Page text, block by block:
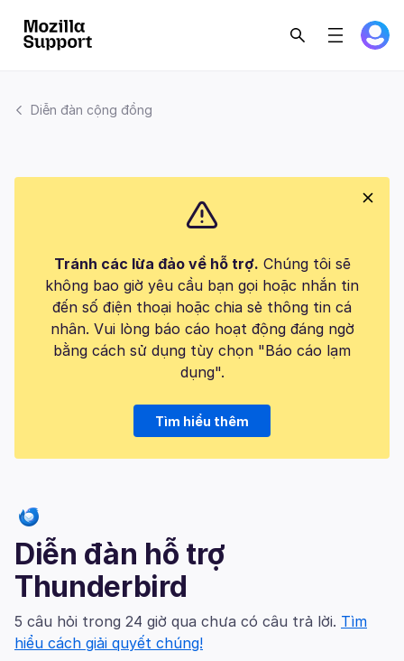
Diễn đàn cộng đồng
Tránh các lừa đảo về hỗ trợ. Chúng tôi sẽ
không bao giờ yêu cầu bạn gọi hoặc nhắn tin
đến số điện thoại hoặc chia sẻ thông tin cá
nhân. Vui lòng báo cáo hoạt động đáng ngờ
bằng cách sử dụng tùy chọn "Báo cáo lạm
dụng".
Tìm hiểu thêm
Diễn đàn hỗ trợ
Thunderbird
5 câu hỏi trong 24 giờ qua chưa có câu trả lời. Tìm
hiểu cách giải quyết chúng!